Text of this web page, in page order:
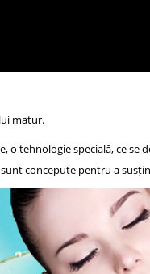
matur.
o tehnologie specială, ce se
concepute pentru a